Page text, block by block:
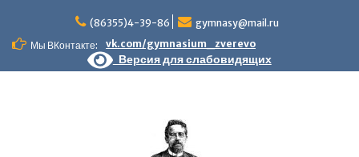
content
(86355)4-39-86
gymnasy@mail.ru
Мы ВКонтакте:
vk.com/gymnasium_zverevo
Версия для слабовидящих